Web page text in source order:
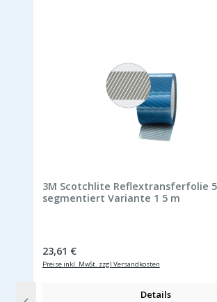
3M Scotchlite Reflextransferfolie
segmentiert Variante 1 5 m
Regulärer Preis:
23,61 €
Preise inkl. MwSt. zzgl Versandkosten
Details